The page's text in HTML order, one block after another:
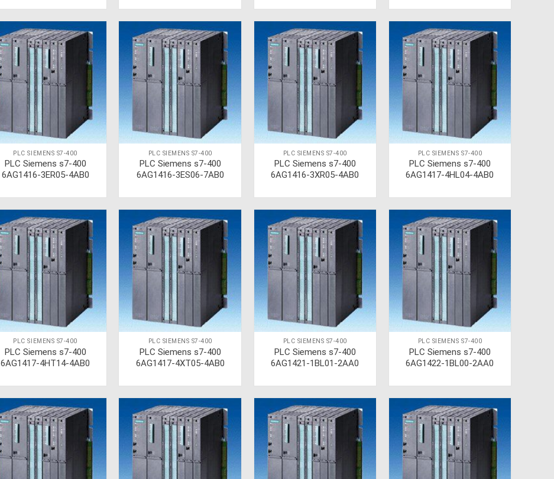
PLC SIEMENS S7-400
PLC Siemens s7-400
6AG1416-3ER05-4AB0
PLC SIEMENS S7-400
PLC Siemens s7-400
6AG1416-3ES06-7AB0
PLC SIEMENS S7-400
PLC Siemens s7-400
6AG1416-3XR05-4AB0
PLC SIEMENS S7-400
PLC Siemens s7-400
6AG1417-4HL04-4AB0
PLC SIEMENS S7-400
PLC Siemens s7-400
6AG1417-4HT14-4AB0
PLC SIEMENS S7-400
PLC Siemens s7-400
6AG1417-4XT05-4AB0
PLC SIEMENS S7-400
PLC Siemens s7-400
6AG1421-1BL01-2AA0
PLC SIEMENS S7-400
PLC Siemens s7-400
6AG1422-1BL00-2AA0